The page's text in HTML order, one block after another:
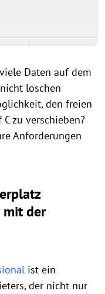
Daten auf dem
löschen
den freien
zu verschieben?
Anforderungen
mit der
ist ein
der nicht nur